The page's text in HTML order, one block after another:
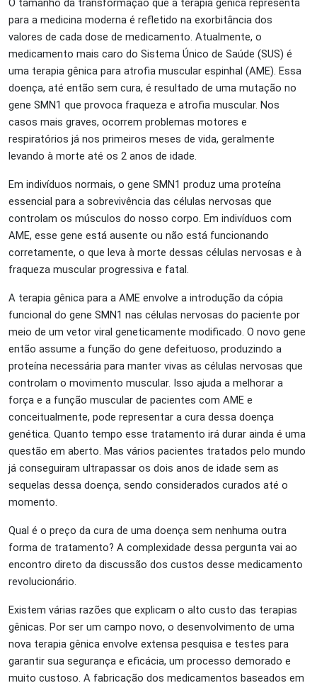
para a medicina moderna é refletido na exorbitância dos
valores de cada dose de medicamento. Atualmente, o
medicamento mais caro do Sistema Único de Saúde (SUS) é
uma terapia gênica para atrofia muscular espinhal (AME). Essa
doença, até então sem cura, é resultado de uma mutação no
gene SMN1 que provoca fraqueza e atrofia muscular. Nos
casos mais graves, ocorrem problemas motores e
respiratórios já nos primeiros meses de vida, geralmente
levando à morte até os 2 anos de idade.
Em indivíduos normais, o gene SMN1 produz uma proteína
essencial para a sobrevivência das células nervosas que
controlam os músculos do nosso corpo. Em indivíduos com
AME, esse gene está ausente ou não está funcionando
corretamente, o que leva à morte dessas células nervosas e à
fraqueza muscular progressiva e fatal.
A terapia gênica para a AME envolve a introdução da cópia
funcional do gene SMN1 nas células nervosas do paciente por
meio de um vetor viral geneticamente modificado. O novo gene
então assume a função do gene defeituoso, produzindo a
proteína necessária para manter vivas as células nervosas que
controlam o movimento muscular. Isso ajuda a melhorar a
força e a função muscular de pacientes com AME e
conceitualmente, pode representar a cura dessa doença
genética. Quanto tempo esse tratamento irá durar ainda é uma
questão em aberto. Mas vários pacientes tratados pelo mundo
já conseguiram ultrapassar os dois anos de idade sem as
sequelas dessa doença, sendo considerados curados até o
momento.
Qual é o preço da cura de uma doença sem nenhuma outra
forma de tratamento? A complexidade dessa pergunta vai ao
encontro direto da discussão dos custos desse medicamento
revolucionário.
Existem várias razões que explicam o alto custo das terapias
gênicas. Por ser um campo novo, o desenvolvimento de uma
nova terapia gênica envolve extensa pesquisa e testes para
garantir sua segurança e eficácia, um processo demorado e
muito custoso. A fabricação dos medicamentos baseados em